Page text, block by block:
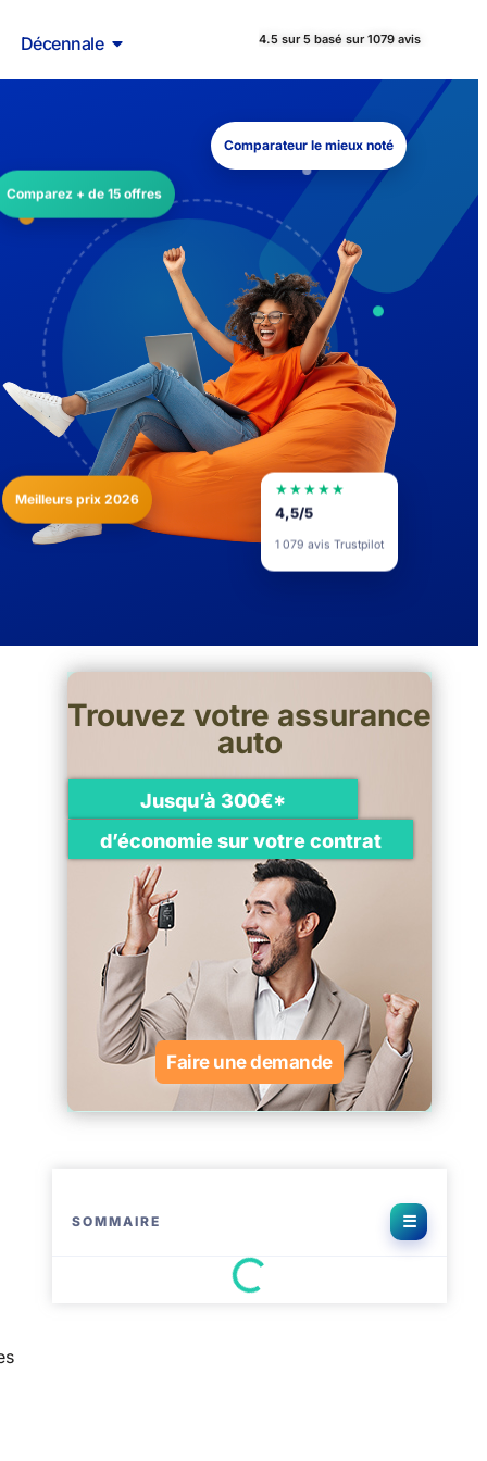
Décennale 4.5 sur 5 basé sur 1079 avis
Comparez + de 15 offres
Meilleurs prix 2026
Comparateur le mieux noté
★★★★★
4,5/5
1 079 avis Trustpilot
SOMMAIRE
Trouvez votre assurance
auto
Jusqu’à 300€*
d’économie sur votre contrat
Faire une demande